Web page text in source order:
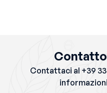
Contattaci al +39